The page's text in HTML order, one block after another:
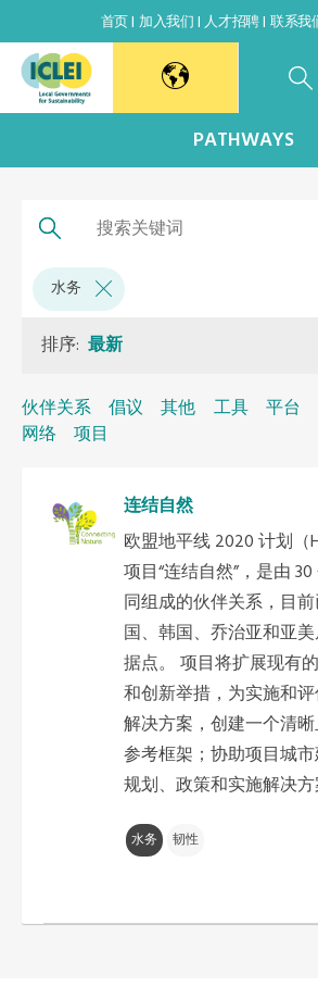
首页 加入我们 人才招聘 联系我
日本办公室
北京代表处
高雄能力建设中心
全球秘书处
非洲秘书处
欧洲秘书处
加拿大办公室
美国办公室
墨西哥、中美洲和加勒比海区
大洋洲秘书处
PATHWAYS
水务
排序: 最新
伙伴关系 倡议 其他 工具 平台
网络
项目
连结自然
欧盟地平线 2020 计划（
项目“连结自然”，是由
同组成的伙伴关系，目
国、韩国、乔治亚和亚
据点。 项目将扩展现有
和创新举措，为实施和
解决方案，创建一个清
参考框架；协助项目城
规划、政策和实施解决
水务 韧性